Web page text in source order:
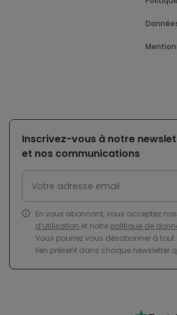
Inscrivez-vous à notre
et nos communications
En vous abonnant, vous acceptez nos
d’utilisation et notre politique de
Vous pourrez vous désabonner à
lien présent dans chaque newsletter